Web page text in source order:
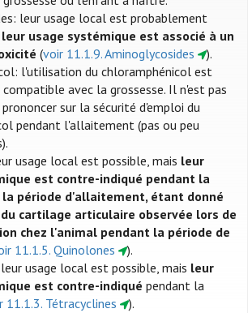
leur usage local est probablement
leur usage systémique est associé à un
(voir 11.1.9. Aminoglycosides
).
l'utilisation du chloramphénicol est
avec la grossesse. Il n'est pas
sur la sécurité d'emploi du
pendant l'allaitement (pas ou peu
usage local est possible, mais leur
est contre-indiqué pendant la
la période d'allaitement, étant donné
cartilage articulaire observée lors de
chez l'animal pendant la période de
11.1.5. Quinolones
).
usage local est possible, mais leur
est contre-indiqué pendant la
11.1.3. Tétracyclines ).